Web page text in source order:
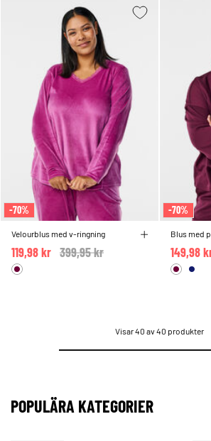
-70%
Velourblus med v-ringning
Price reduced from
399,95 kr
119,98 kr
-70%
Blus med
149,98
Visar 40 av 40 produkter
POPULÄRA KATEGORIER